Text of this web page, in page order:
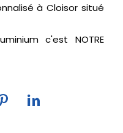
àCloisor situé
c'est NOTRE